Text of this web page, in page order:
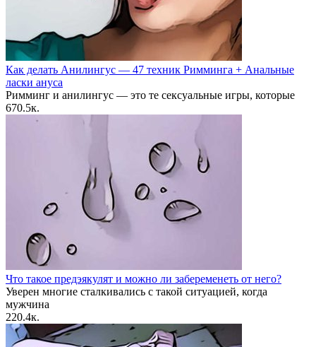
Как делать Анилингус — 47 техник Римминга + Анальные
ласки ануса
Римминг и анилингус — это те сексуальные игры, которые
670.5к.
Что такое предэякулят и можно ли забеременеть от него?
Уверен многие сталкивались с такой ситуацией, когда
мужчина
220.4к.